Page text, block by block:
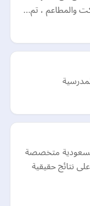
والمطاعم ، تم…
متخصصة
نتائج حقيقية